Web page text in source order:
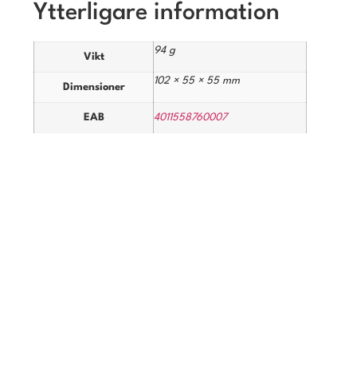
Ytterligare information
Vikt
94 g
Dimensioner
102 × 55 × 55 mm
EAB 4011558760007